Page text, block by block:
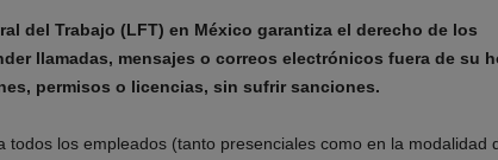
del Trabajo (LFT) en México garantiza el derecho de los
llamadas, mensajes o correos electrónicos fuera de su
permisos o licencias, sin sufrir sanciones.
todos los empleados (tanto presenciales como en la modalidad